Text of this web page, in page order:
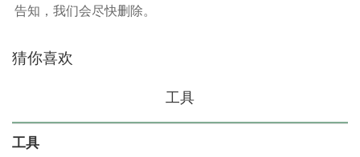
告知，我们会尽快删除。
猜你喜欢
工具
工具